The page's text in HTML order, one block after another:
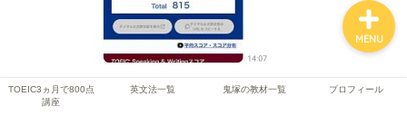
TOEIC3ヵ月で800点
講座
英文法一覧 鬼塚の教材一覧 プロフィール
MENU